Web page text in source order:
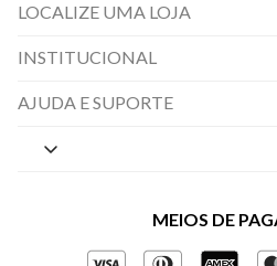
LOCALIZE UMA LOJA
INSTITUCIONAL
Nossas Lojas
Políticas de Privacidade
Gestão de Privacidade
AJUDA E SUPORTE
Central de Preferências
Perguntas frequentes
Regulamentos e Promoções
MEIOS DE